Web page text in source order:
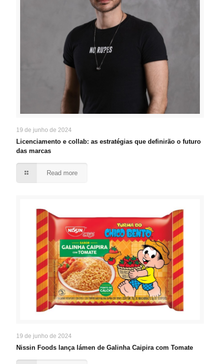
19 de junho de 2024
Licenciamento e collab: as estratégias que definirão o futuro
das marcas
Read more
19 de junho de 2024
Nissin Foods lança lámen de Galinha Caipira com Tomate